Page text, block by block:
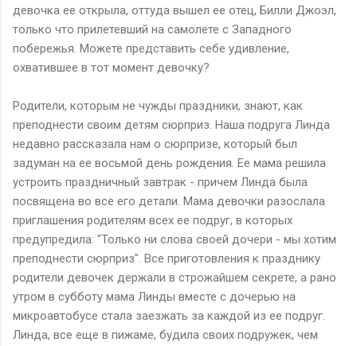
девочка ее открыла, оттуда вышел ее отец, Билли Джоэл,
только что прилетевший на самолете с Западного
побережья. Можете представить себе удивление,
охватившее в тот момент девочку?
Родители, которым не чужды праздники, знают, как
преподнести своим детям сюрприз. Наша подруга Линда
недавно рассказала нам о сюрпризе, который был
задуман на ее восьмой день рождения. Ее мама решила
устроить праздничный завтрак - причем Линда была
посвящена во все его детали. Мама девочки разослала
приглашения родителям всех ее подруг, в которых
предупредила: "Только ни слова своей дочери - мы хотим
преподнести сюрприз". Все приготовления к празднику
родители девочек держали в строжайшем секрете, а рано
утром в субботу мама Линды вместе с дочерью на
микроавтобусе стала заезжать за каждой из ее подруг.
Линда, все еще в пижаме, будила своих подружек, чем